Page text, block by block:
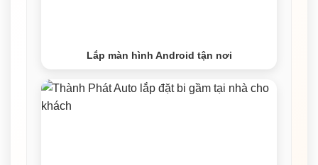
Lắp màn hình Android tận nơi